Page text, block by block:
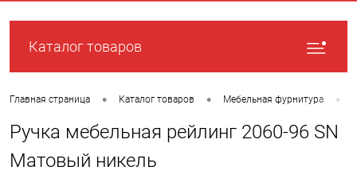
Каталог товаров
Главная страница • Каталог товаров • Мебельная фурнитура •
Ручка мебельная рейлинг 2060-96 SN
Матовый никель